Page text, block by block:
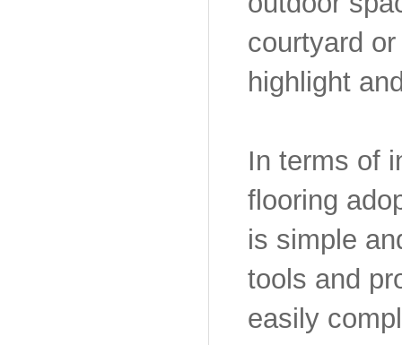
courtyard
highlight
In terms of
flooring
is simple
tools and
easily